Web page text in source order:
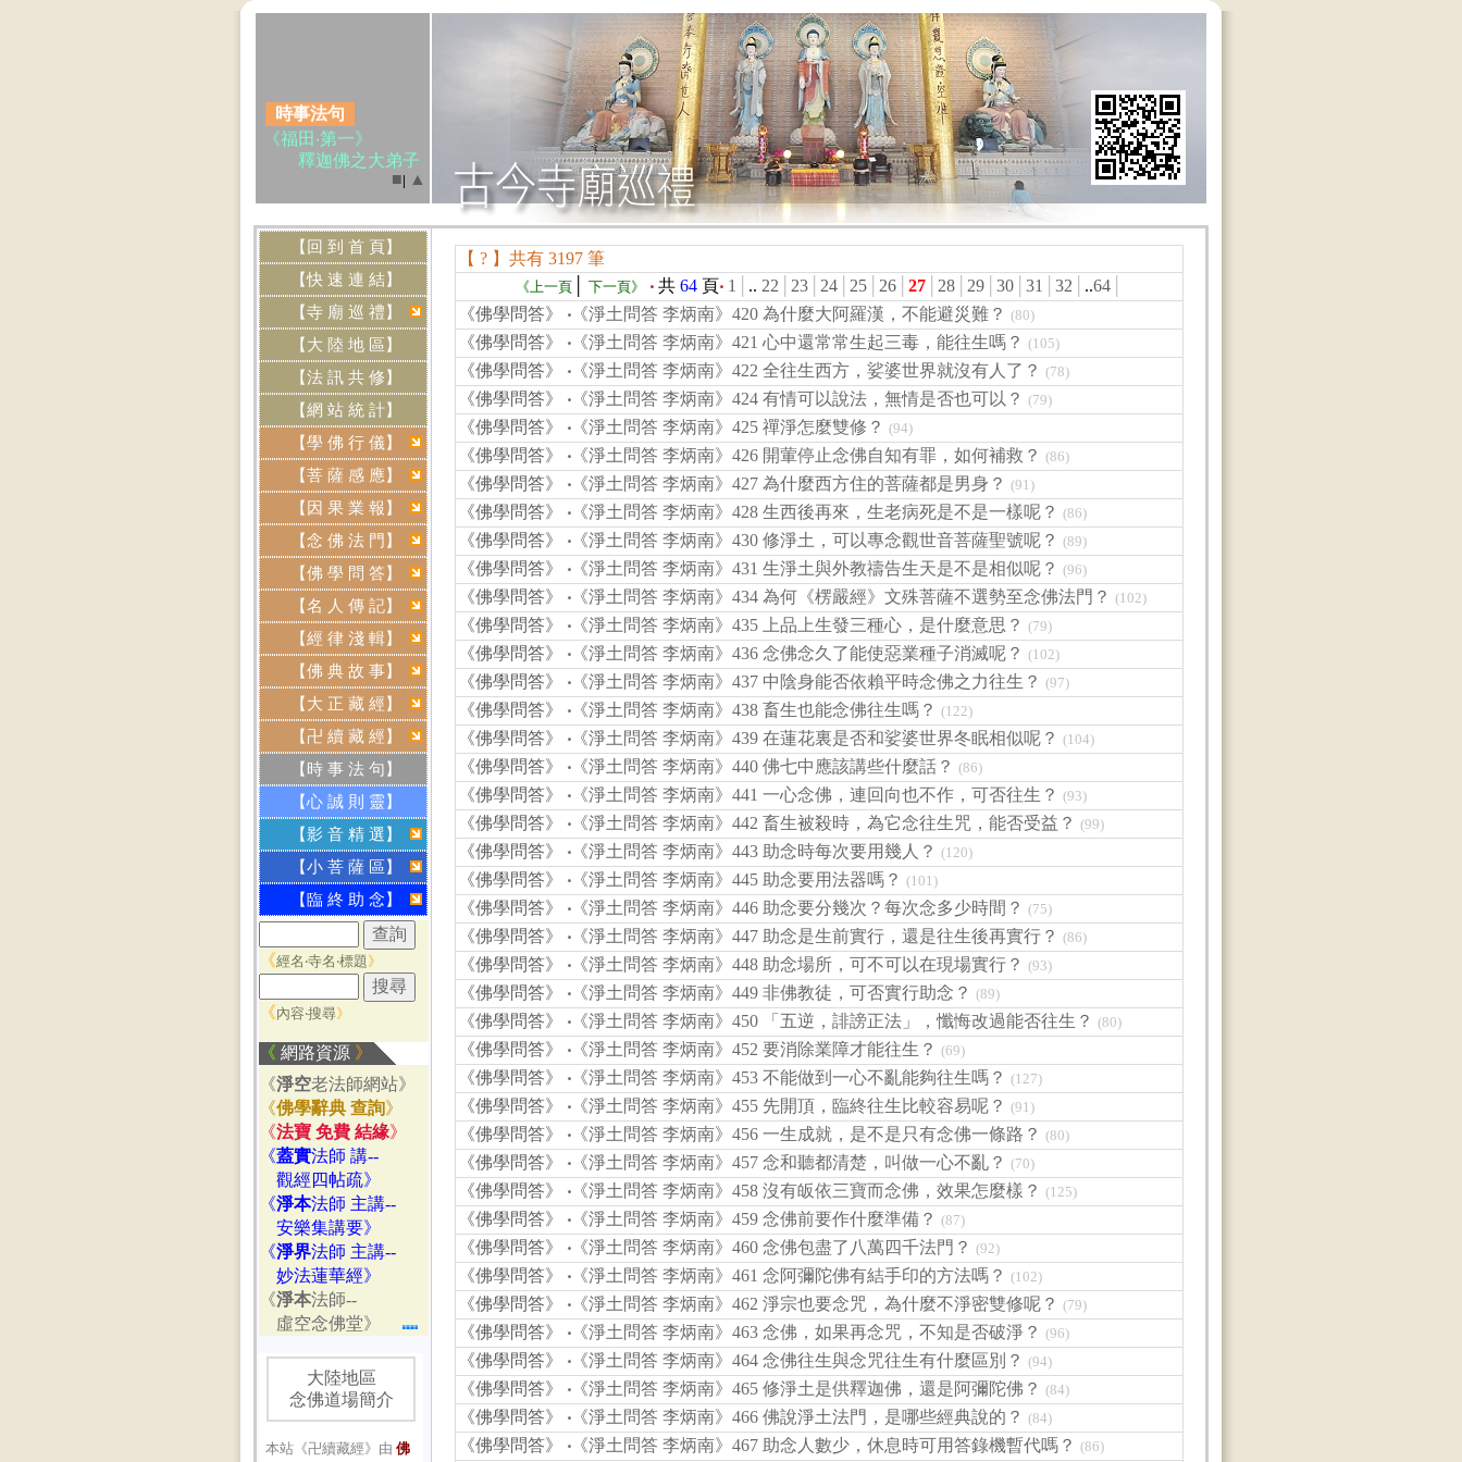
時事法句
《福田‧第一》
釋迦佛之大弟子
「賓頭盧頗羅墮」阿
「不可.....(點我閱讀)
.
網站資訊
‧本網站《免費刊
》各道場法會共修
及活動訊息，歡迎提
供資料，來信請寄
Email:
btly.tw@yahoo.com.tw
■| ▲
【回 到 首 頁】
【快 速 連 結】
【寺 廟 巡 禮】
【大 陸 地 區】
【法 訊 共 修】
【網 站 統 計】
【學 佛 行 儀】
【菩 薩 感 應】
【因 果 業 報】
【念 佛 法 門】
【佛 學 問 答】
【名 人 傳 記】
【經 律 淺 輯】
【佛 典 故 事】
【大 正 藏 經】
【卍 續 藏 經】
【時 事 法 句】
【心 誠 則 靈】
【影 音 精 選】
【小 菩 薩 區】
【臨 終 助 念】
《經名‧寺名‧標題》
《內容‧搜尋》
《 網路資源 》
《淨空老法師網站》
《佛學辭典 查詢》
《法寶 免費 結緣》
《蓋實法師 講--
觀經四帖疏》
《淨本法師 主講--
安樂集講要》
《淨界法師 主講--
妙法蓮華經》
《淨本法師--
虛空念佛堂》
大陸地區
念佛道場簡介
本站《卍續藏經》由 佛
【 ? 】共有 3197 筆
《上一頁│ 下一頁》 ‧共 64 頁‧ 1 .. 22 23│ 24│ 25│ 26│ 27│ 28│ 29│ 30│ 31 32 ..64│
《佛學問答》 ‧《淨土問答 李炳南》420 為什麼大阿羅漢，不能避災難？ (80)
《佛學問答》 ‧《淨土問答 李炳南》421 心中還常常生起三毒，能往生嗎？ (105)
《佛學問答》 ‧《淨土問答 李炳南》422 全往生西方，娑婆世界就沒有人了？ (78)
《佛學問答》 ‧《淨土問答 李炳南》424 有情可以說法，無情是否也可以？ (79)
《佛學問答》 ‧《淨土問答 李炳南》425 禪淨怎麼雙修？ (94)
《佛學問答》 ‧《淨土問答 李炳南》426 開葷停止念佛自知有罪，如何補救？ (86)
《佛學問答》 ‧《淨土問答 李炳南》427 為什麼西方住的菩薩都是男身？ (91)
《佛學問答》 ‧《淨土問答 李炳南》428 生西後再來，生老病死是不是一樣呢？ (86)
《佛學問答》 ‧《淨土問答 李炳南》430 修淨土，可以專念觀世音菩薩聖號呢？ (89)
《佛學問答》 ‧《淨土問答 李炳南》431 生淨土與外教禱告生天是不是相似呢？ (96)
《佛學問答》 ‧《淨土問答 李炳南》434 為何《楞嚴經》文殊菩薩不選勢至念佛法門？ (102)
《佛學問答》 ‧《淨土問答 李炳南》435 上品上生發三種心，是什麼意思？ (79)
《佛學問答》 ‧《淨土問答 李炳南》436 念佛念久了能使惡業種子消滅呢？ (102)
《佛學問答》 ‧《淨土問答 李炳南》437 中陰身能否依賴平時念佛之力往生？ (97)
《佛學問答》 ‧《淨土問答 李炳南》438 畜生也能念佛往生嗎？ (122)
《佛學問答》 ‧《淨土問答 李炳南》439 在蓮花裏是否和娑婆世界冬眠相似呢？ (104)
《佛學問答》 ‧《淨土問答 李炳南》440 佛七中應該講些什麼話？ (86)
《佛學問答》 ‧《淨土問答 李炳南》441 一心念佛，連回向也不作，可否往生？ (93)
《佛學問答》 ‧《淨土問答 李炳南》442 畜生被殺時，為它念往生咒，能否受益？ (99)
《佛學問答》 ‧《淨土問答 李炳南》443 助念時每次要用幾人？ (120)
《佛學問答》 ‧《淨土問答 李炳南》445 助念要用法器嗎？ (101)
《佛學問答》 ‧《淨土問答 李炳南》446 助念要分幾次？每次念多少時間？ (75)
《佛學問答》 ‧《淨土問答 李炳南》447 助念是生前實行，還是往生後再實行？ (86)
《佛學問答》 ‧《淨土問答 李炳南》448 助念場所，可不可以在現場實行？ (93)
《佛學問答》 ‧《淨土問答 李炳南》449 非佛教徒，可否實行助念？ (89)
《佛學問答》 ‧《淨土問答 李炳南》450 「五逆，誹謗正法」，懺悔改過能否往生？ (80)
《佛學問答》 ‧《淨土問答 李炳南》452 要消除業障才能往生？ (69)
《佛學問答》 ‧《淨土問答 李炳南》453 不能做到一心不亂能夠往生嗎？ (127)
《佛學問答》 ‧《淨土問答 李炳南》455 先開頂，臨終往生比較容易呢？ (91)
《佛學問答》 ‧《淨土問答 李炳南》456 一生成就，是不是只有念佛一條路？ (80)
《佛學問答》 ‧《淨土問答 李炳南》457 念和聽都清楚，叫做一心不亂？ (70)
《佛學問答》 ‧《淨土問答 李炳南》458 沒有皈依三寶而念佛，效果怎麼樣？ (125)
《佛學問答》 ‧《淨土問答 李炳南》459 念佛前要作什麼準備？ (87)
《佛學問答》 ‧《淨土問答 李炳南》460 念佛包盡了八萬四千法門？ (92)
《佛學問答》 ‧《淨土問答 李炳南》461 念阿彌陀佛有結手印的方法嗎？ (102)
《佛學問答》 ‧《淨土問答 李炳南》462 淨宗也要念咒，為什麼不淨密雙修呢？ (79)
《佛學問答》 ‧《淨土問答 李炳南》463 念佛，如果再念咒，不知是否破淨？ (96)
《佛學問答》 ‧《淨土問答 李炳南》464 念佛往生與念咒往生有什麼區別？ (94)
《佛學問答》 ‧《淨土問答 李炳南》465 修淨土是供釋迦佛，還是阿彌陀佛？ (84)
《佛學問答》 ‧《淨土問答 李炳南》466 佛說淨土法門，是哪些經典說的？ (84)
《佛學問答》 ‧《淨土問答 李炳南》467 助念人數少，休息時可用答錄機暫代嗎？ (86)